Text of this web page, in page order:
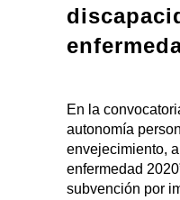
En la
autonomía
envejecimiento,
enfermedad
subvención por